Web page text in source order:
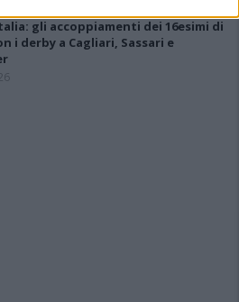
gli accoppiamenti dei 16esimi di
i derby a Cagliari, Sassari e